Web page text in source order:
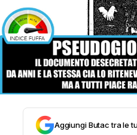
STORIA E CITAZIONI
INTRATTENIMENTO
COMPLOTTI,
Aggiungi Butac tra le